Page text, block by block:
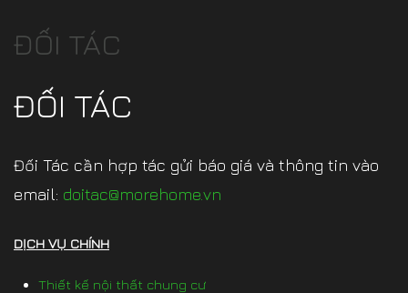
ĐỐI TÁC
ĐỐI TÁC
Đối Tác cần hợp tác gửi báo giá và thông tin vào
email: doitac@morehome.vn
DỊCH VỤ CHÍNH
Thiết kế nội thất chung cư